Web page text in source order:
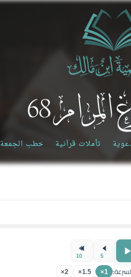
68
تأملات قرآنية خطب الجمعة
5
10
1×
1.5×
2×